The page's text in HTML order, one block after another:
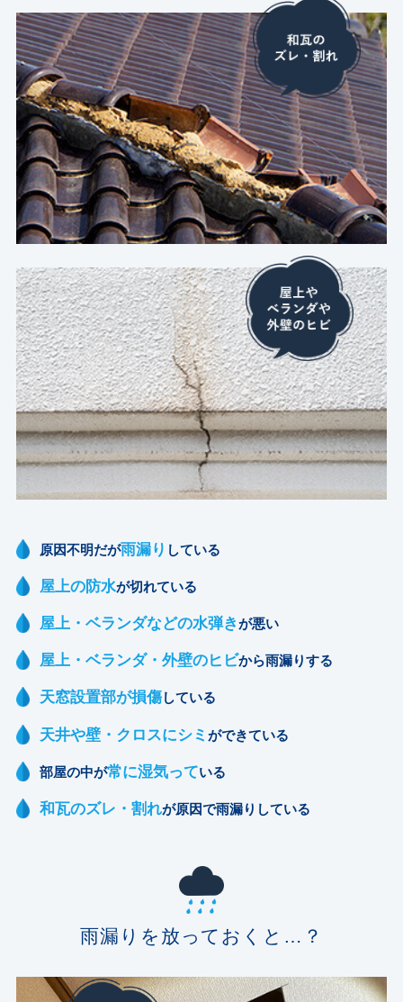
原因不明だが雨漏り している
屋上の防水が切れている
屋上・ベランダなどの水弾きが悪い
屋上・ベランダ・外壁のヒビから雨漏りする
天窓設置部が損傷している
天井や壁・クロスにシミ ができている
部屋の中が常に湿気っている
和瓦のズレ・割れが原因で雨漏りしている
雨漏りを放っておくと…？